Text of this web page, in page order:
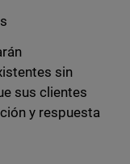
sin
sus clientes
y respuesta